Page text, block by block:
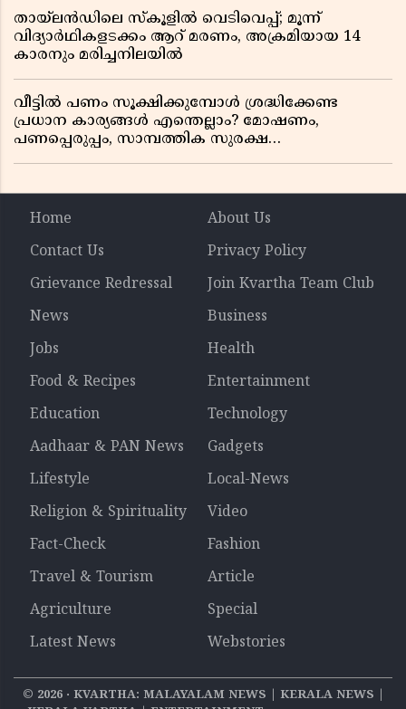
തായ്‌ലൻഡിലെ സ്‌കൂളിൽ വെടിവെപ്പ്; മൂന്ന്
വിദ്യാർഥികളടക്കം ആറ് മരണം, അക്രമിയായ 14
കാരനും മരിച്ചനിലയിൽ
വീട്ടിൽ പണം സൂക്ഷിക്കുമ്പോൾ ശ്രദ്ധിക്കേണ്ട
പ്രധാന കാര്യങ്ങൾ എന്തെല്ലാം? മോഷണം,
പണപ്പെരുപ്പം, സാമ്പത്തിക സുരക്ഷ
Home
About Us
Contact Us
Privacy Policy
Grievance Redressal
Join Kvartha Team Club
News
Business
Jobs
Health
Food & Recipes
Entertainment
Education
Technology
Aadhaar & PAN News
Gadgets
Lifestyle
Local-News
Religion & Spirituality
Video
Fact-Check
Fashion
Travel & Tourism
Article
Agriculture
Special
Latest News
Webstories
© 2026‧ KVARTHA: MALAYALAM NEWS | KERALA NEWS |